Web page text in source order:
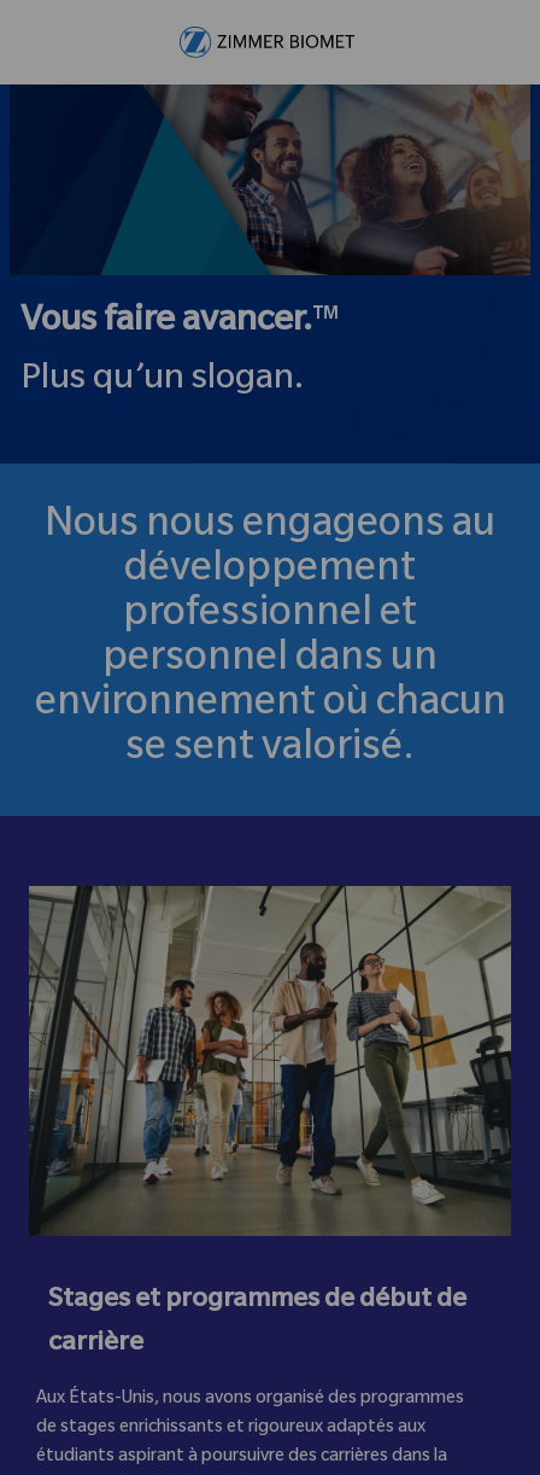
Vous faire avancer.™
Plus qu’un slogan.
Nous nous engageons au
développement
professionnel et
personnel dans un
environnement où chacun
se sent valorisé.
Stages et programmes de début de
carrière
Aux États-Unis, nous avons organisé des programmes
de stages enrichissants et rigoureux adaptés aux
étudiants aspirant à poursuivre des carrières dans la